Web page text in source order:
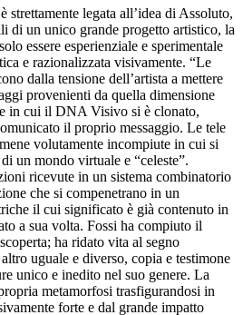
strettamente legata all’idea di Assoluto,
di un unico grande progetto artistico, la
essere esperienziale e sperimentale
e razionalizzata visivamente. “Le
dalla tensione dell’artista a mettere
provenienti da quella dimensione
in cui il DNA Visivo si è clonato,
il proprio messaggio. Le tele
volutamente incompiute in cui si
un mondo virtuale e “celeste”.
ricevute in un sistema combinatorio
che si compenetrano in un
il cui significato è già contenuto in
a sua volta. Fossi ha compiuto il
ha ridato vita al segno
uguale e diverso, copia e testimone
unico e inedito nel suo genere. La
metamorfosi trasfigurandosi in
forte e dal grande impatto